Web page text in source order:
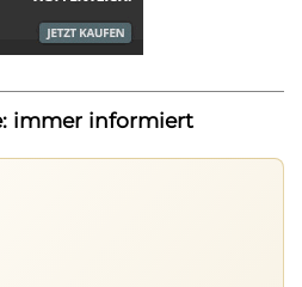
immer informiert